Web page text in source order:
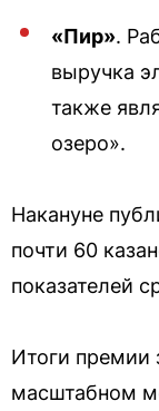
«Пир».
выручка
также
озеро».
Накануне
почти 60
показателей
Итоги премии
масштабном